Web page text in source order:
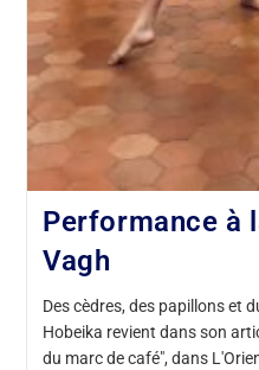
Performance à
Vagh
Des cèdres, des papillons et
Hobeika revient dans son
du marc de café", dans